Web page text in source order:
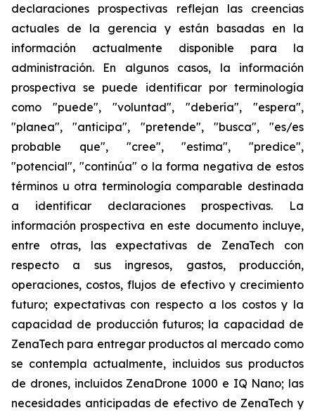
declaraciones prospectivas reflejan las creencias
actuales de la gerencia y están basadas en la
información actualmente disponible para la
administración. En algunos casos, la información
prospectiva se puede identificar por terminología
como "puede", "voluntad", "debería", "espera",
"planea", "anticipa", "pretende", "busca", "es/es
probable que", "cree", "estima", "predice",
"potencial", "continúa" o la forma negativa de estos
términos u otra terminología comparable destinada
a identificar declaraciones prospectivas. La
información prospectiva en este documento incluye,
entre otras, las expectativas de ZenaTech con
respecto a sus ingresos, gastos, producción,
operaciones, costos, flujos de efectivo y crecimiento
futuro; expectativas con respecto a los costos y la
capacidad de producción futuros; la capacidad de
ZenaTech para entregar productos al mercado como
se contempla actualmente, incluidos sus productos
de drones, incluidos ZenaDrone 1000 e IQ Nano; las
necesidades anticipadas de efectivo de ZenaTech y